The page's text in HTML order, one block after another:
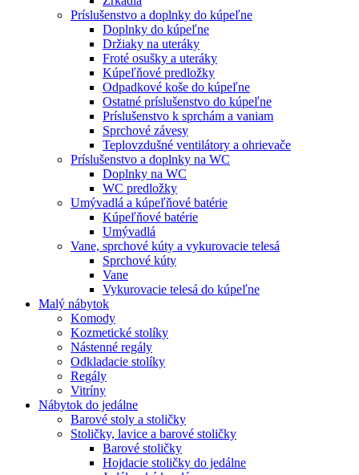
Príslušenstvo a doplnky do kúpeľne
Doplnky do kúpeľne
Držiaky na uteráky
Froté osušky a uteráky
Kúpeľňové predložky
Odpadkové koše do kúpeľne
Ostatné príslušenstvo do kúpeľne
Príslušenstvo k sprchám a vaniam
Sprchové závesy
Teplovzdušné ventilátory a ohrievače
Príslušenstvo a doplnky na WC
Doplnky na WC
WC predložky
Umývadlá a kúpeľňové batérie
Kúpeľňové batérie
Umývadlá
Vane, sprchové kúty a vykurovacie telesá
Sprchové kúty
Vane
Vykurovacie telesá do kúpeľne
Malý nábytok
Komody
Kozmetické stolíky
Nástenné regály
Odkladacie stolíky
Regály
Vitríny
Nábytok do jedálne
Barové stoly a stoličky
Stoličky, lavice a barové stoličky
Barové stoličky
Hojdacie stoličky do jedálne